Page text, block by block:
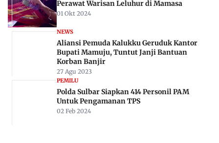
Perawat Warisan Leluhur di Mamasa
01 Okt 2024
NEWS
Aliansi Pemuda Kalukku Geruduk Kantor
Bupati Mamuju, Tuntut Janji Bantuan
Korban Banjir
27 Agu 2023
PEMILU
Polda Sulbar Siapkan 414 Personil PAM
Untuk Pengamanan TPS
02 Feb 2024